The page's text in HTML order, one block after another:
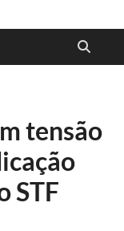
tensão
STF